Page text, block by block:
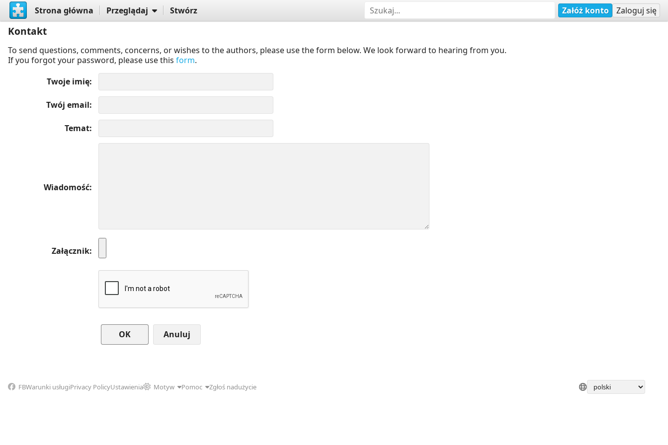
Strona główna Przeglądaj Stwórz Załóż konto Zaloguj się
Kontakt
To send questions, comments, concerns, or wishes to the authors, please use the form below. We look forward to hearing from you.
If you forgot your password, please use this form.
Twoje imię
Twój email
Temat
Wiadomość
Załącznik
Anuluj
FBWarunki usługiPrivacy PolicyUstawienia Motyw Pomoc Zgłoś nadużycie